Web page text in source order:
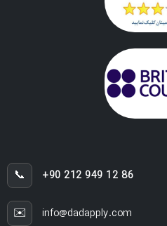
📞 +90 212 949 12 86
✉️ info@dadapply.com